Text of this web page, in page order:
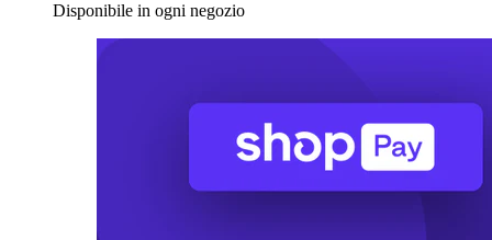
Disponibile in ogni negozio